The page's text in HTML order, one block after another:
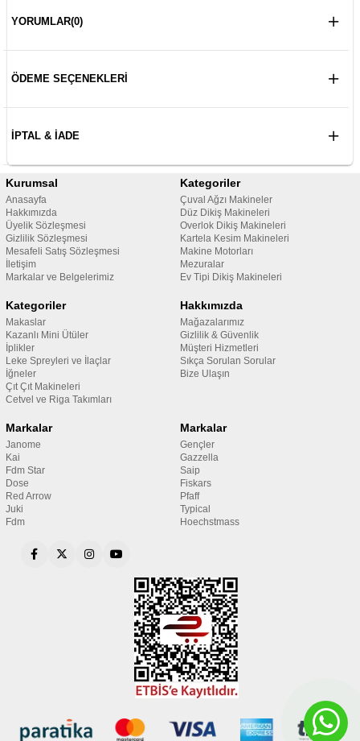
YORUMLAR(0)
ÖDEME SEÇENEKLERI
İPTAL & İADE
Kurumsal
Anasayfa
Hakkımızda
Üyelik Sözleşmesi
Gizlilik Sözleşmesi
Mesafeli Satış Sözleşmesi
İletişim
Markalar ve Belgelerimiz
Kategoriler
Çuval Ağzı Makineler
Düz Dikiş Makineleri
Overlok Dikiş Makineleri
Kartela Kesim Makineleri
Makine Motorları
Mezuralar
Ev Tipi Dikiş Makineleri
Kategoriler
Makaslar
Kazanlı Mini Ütüler
İplikler
Leke Spreyleri ve İlaçlar
İğneler
Çıt Çıt Makineleri
Cetvel ve Riga Takımları
Hakkımızda
Mağazalarımız
Gizlilik & Güvenlik
Müşteri Hizmetleri
Sıkça Sorulan Sorular
Bize Ulaşın
Markalar
Janome
Kai
Fdm Star
Dose
Red Arrow
Juki
Fdm
Markalar
Gençler
Gazzella
Saip
Fiskars
Pfaff
Typical
Hoechstmass